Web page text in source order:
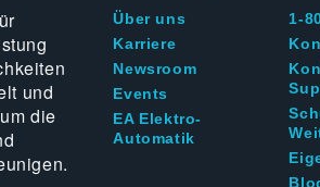
und
die
Über uns
Karriere
Newsroom
Events
EA Elektro-
Automatik
1-